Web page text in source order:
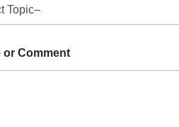
or Comment